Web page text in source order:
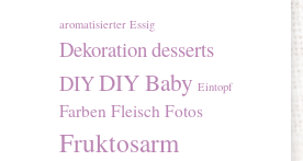
aromatisierter Essig
Dekoration desserts
DIYDIY Baby Eintopf
Farben Fleisch Fotos
Fruktosarm